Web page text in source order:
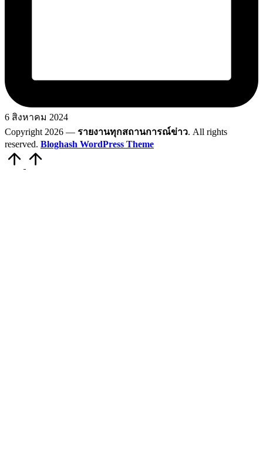
6 สิงหาคม 2024
Copyright 2026 — รายงานทุกสถานการณ์ข่าว. All rights
reserved. Bloghash WordPress Theme